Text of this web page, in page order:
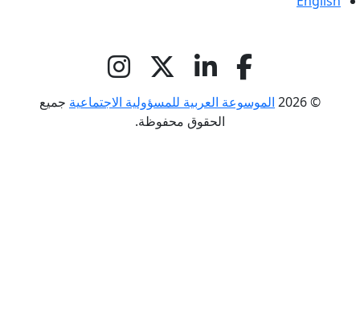
© 2026 الموسوعة العربية للمسؤولية الاجتماعية جميع
الحقوق محفوظة.